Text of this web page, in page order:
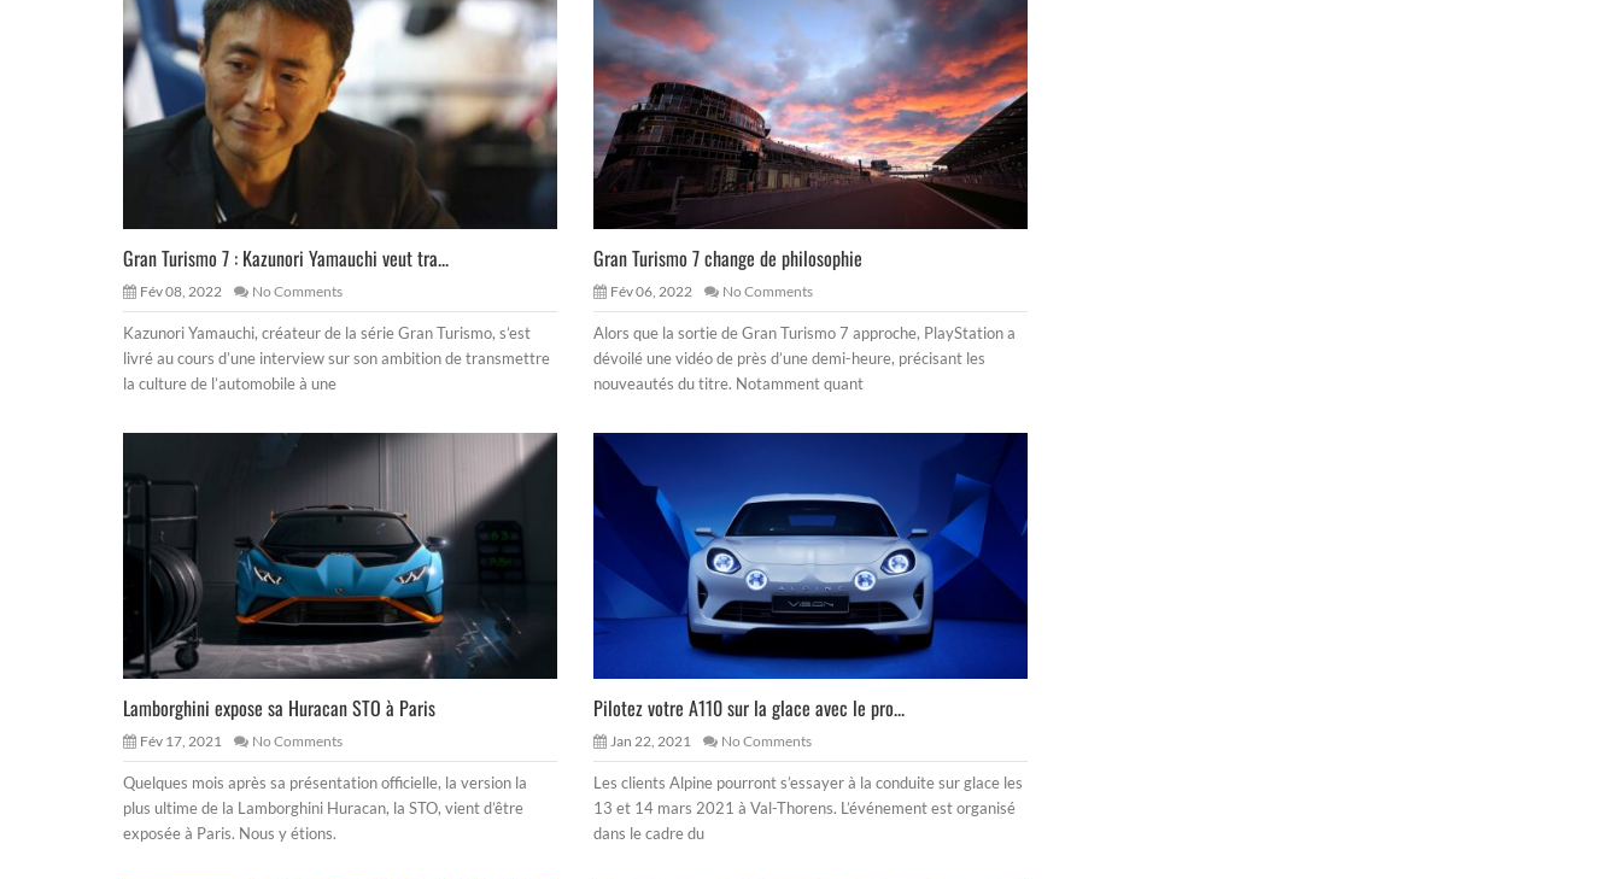
Gran Turismo 7 : Kazunori Yamauchi veut tra...
Fév 08, 2022 No Comments
Kazunori Yamauchi, créateur de la série Gran Turismo, s’est
livré au cours d’une interview sur son ambition de transmettre
la culture de l’automobile à une
Gran Turismo 7 change de philosophie
Fév 06, 2022 No Comments
Alors que la sortie de Gran Turismo 7 approche, PlayStation a
dévoilé une vidéo de près d’une demi-heure, précisant les
nouveautés du titre. Notamment quant
Lamborghini expose sa Huracan STO à Paris
Fév 17, 2021 No Comments
Quelques mois après sa présentation officielle, la version la
plus ultime de la Lamborghini Huracan, la STO, vient d’être
exposée à Paris. Nous y étions.
Pilotez votre A110 sur la glace avec le pro...
Jan 22, 2021 No Comments
Les clients Alpine pourront s’essayer à la conduite sur glace les
13 et 14 mars 2021 à Val-Thorens. L’événement est organisé
dans le cadre du